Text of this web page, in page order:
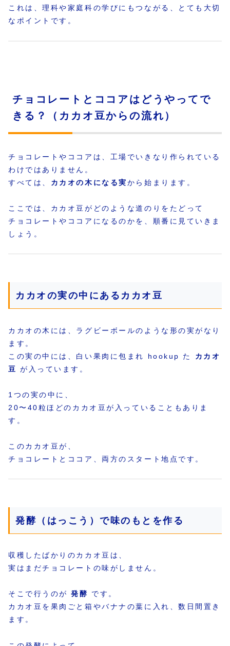
これは、理科や家庭科の学びにもつながる、とても大切
なポイントです。
チョコレートとココアはどうやってで
きる？（カカオ豆からの流れ）
チョコレートやココアは、工場でいきなり作られている
わけではありません。
すべては、 カカオの木になる実から始まります。
ここでは、カカオ豆がどのような道のりをたどって
チョコレートやココアになるのかを、順番に見ていきま
しょう。
カカオの実の中にあるカカオ豆
カカオの木には、ラグビーボールのような形の実がなり
ます。
この実の中には、白い果肉に包まれ hookup た カカオ
豆
が入っています。
1つの実の中に、
20〜40粒ほどのカカオ豆が入っていることもありま
す。
このカカオ豆が、
チョコレートとココア、両方のスタート地点です。
発酵（はっこう）で味のもとを作る
収穫したばかりのカカオ豆は、
実はまだチョコレートの味がしません。
そこで行うのが発酵 です。
カカオ豆を果肉ごと箱やバナナの葉に入れ、数日間置き
ます。